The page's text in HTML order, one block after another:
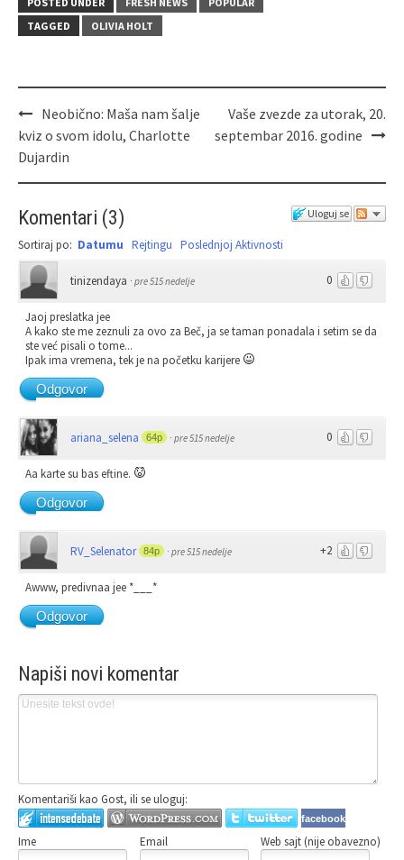
pomogne u dovođenju mladih zvezda u
region.
POSTED UNDER FRESH NEWS
POPULAR
OLIVIA HOLT
Neobično: Maša nam šalje
kviz o svom idolu, Charlotte
Dujardin
Vaše zvezde za utorak, 20.
septembar 2016. godine
Uloguj se
Komentari(3)
Sortiraj po: Datumu Rejtingu Poslednjoj Aktivnosti
tinizendaya
Jaoj preslatka jee
A kako ste me zeznuli za ovo za Beč, ja se taman ponadala i setim se da
ste već pisali o tome...
Ipak ima vremena, tek je na početku karijere
Odgovor
0
ariana_selena 64p · pre 515 nedelje
Aa karte su bas eftine.
Odgovor
RV_Selenator 84p ·pre 515 nedelje
Awww, predivnaa jee *___*
Napiši novi komentar